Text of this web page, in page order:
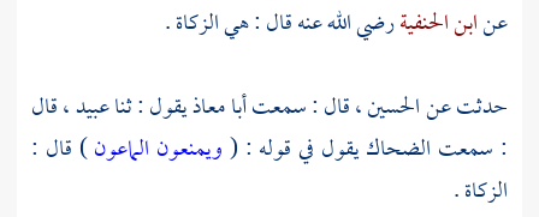
عنابن الحنفيةرضي الله عنه قال : هي الزكاة .
حدثت عنالحسين، قال : سمعتأبا معاذيقول : ثناعبيد، قال
: سمعت الضحاكيقول في قوله : (ويمنعون الماعون) قال :
الزكاة .